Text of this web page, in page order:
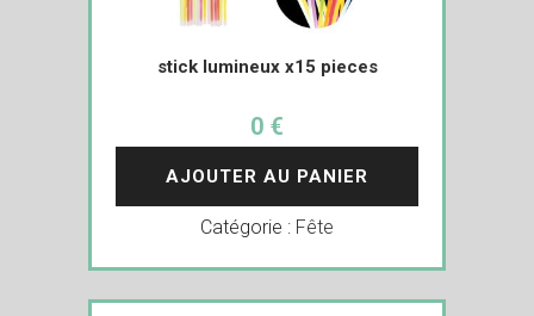
stick lumineux x15 pieces
0 €
AJOUTER AU PANIER
Catégorie : Fête